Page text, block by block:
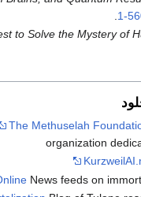
1-
to Solve the Mystery of
The Methuselah
organization
News feeds on